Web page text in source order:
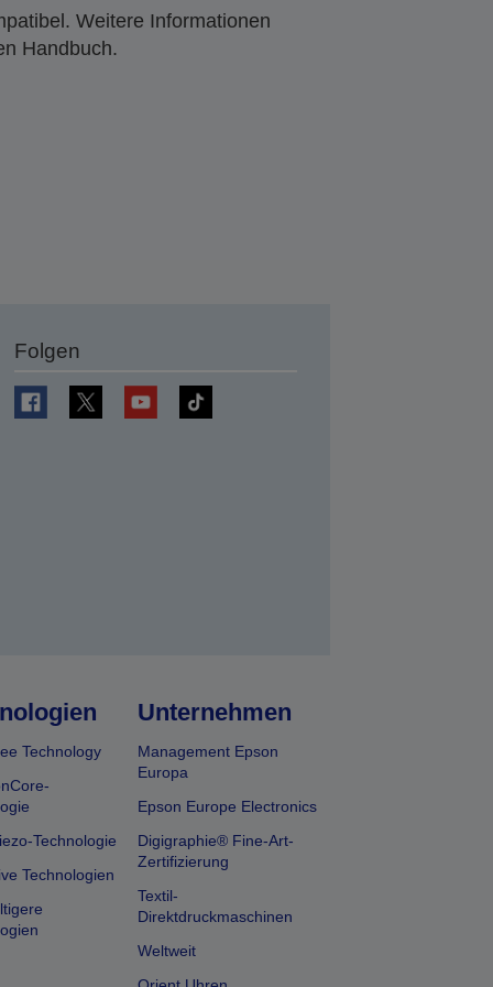
Weitere Informationen
Handbuch.
Folgen
Technology
Technologie
Technologien
Unternehmen
Management Epson
Europa
Epson Europe Electronics
Digigraphie® Fine-Art-
Zertifizierung
Textil-
Direktdruckmaschinen
Weltweit